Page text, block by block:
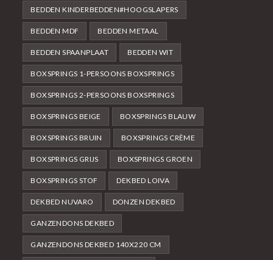
BEDDEN KINDERBEDDEN#HOOGSLAPERS
BEDDEN MDF BEDDEN METAAL
BEDDEN SPAANPLAAT BEDDEN WIT
BOXSPRINGS 1-PERSOONS BOXSPRINGS
BOXSPRINGS 2-PERSOONS BOXSPRINGS
BOXSPRINGS BEIGE BOXSPRINGS BLAUW
BOXSPRINGS BRUIN BOXSPRINGS CRÈME
BOXSPRINGS GRIJS BOXSPRINGS GROEN
BOXSPRINGS STOF DEKBED LOIVA
DEKBED NUVARO DONZEN DEKBED
GANZENDONS DEKBED
GANZENDONS DEKBED 140X220 CM